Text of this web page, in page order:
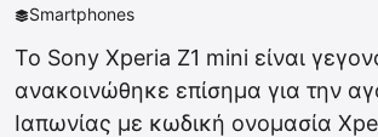
Smartphones
Το Sony Xperia Z1 mini είναι
ανακοινώθηκε επίσημα για την
Ιαπωνίας με κωδική ονομασία